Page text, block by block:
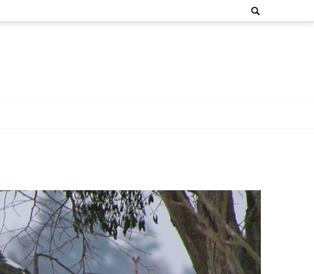
Search
for: